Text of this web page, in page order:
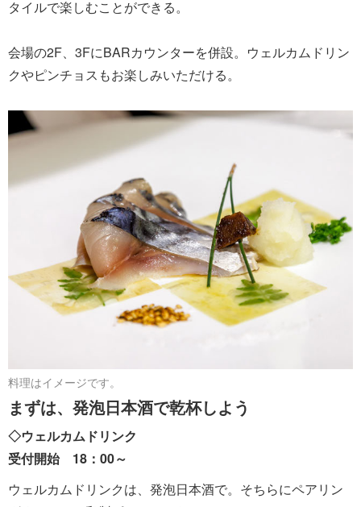
タイルで楽しむことができる。
会場の2F、3FにBARカウンターを併設。ウェルカムドリン
クやピンチョスもお楽しみいただける。
料理はイメージです。
まずは、発泡日本酒で乾杯しよう
◇ウェルカムドリンク
受付開始 18：00～
ウェルカムドリンクは、発泡日本酒で。そちらにペアリン